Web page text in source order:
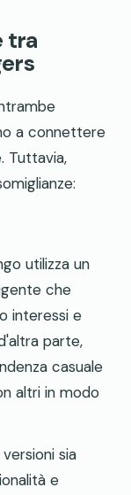
tra
a connettere
Tuttavia,
utilizza un
che
interessi e
parte,
casuale
altri in modo
sia
e